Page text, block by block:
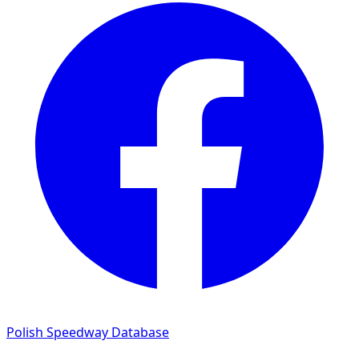
Polish Speedway Database